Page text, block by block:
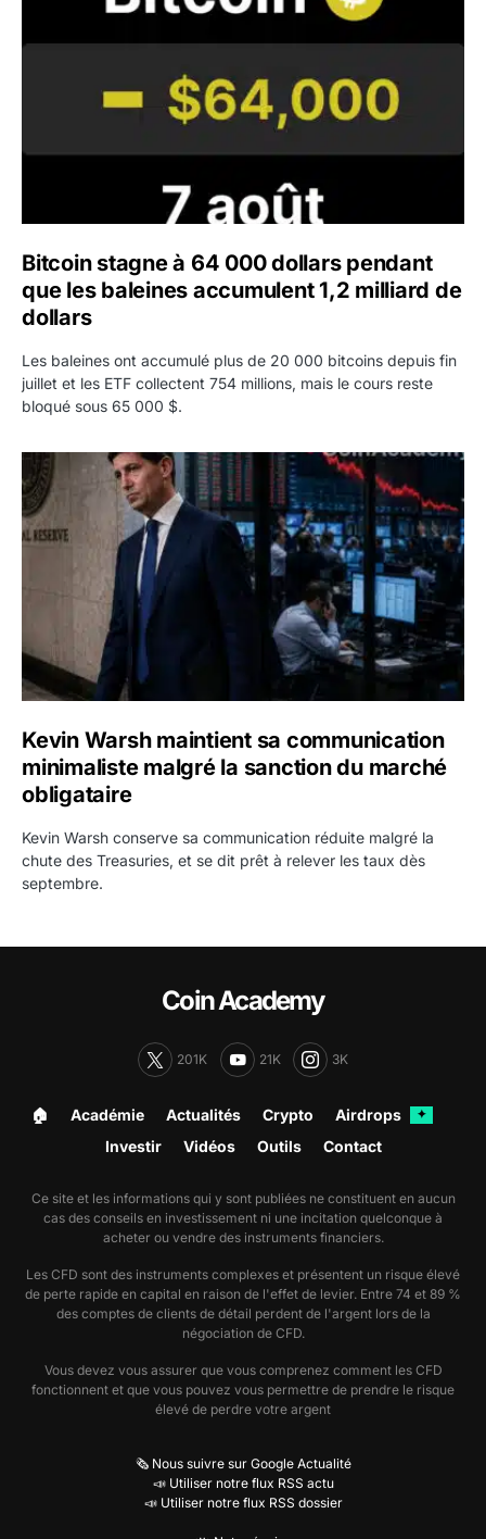
Bitcoin stagne à 64 000 dollars pendant
que les baleines accumulent 1,2 milliard de
dollars
Les baleines ont accumulé plus de 20 000 bitcoins depuis fin
juillet et les ETF collectent 754 millions, mais le cours reste
bloqué sous 65 000 $.
Kevin Warsh maintient sa communication minimaliste
Kevin Warsh maintient sa communication
minimaliste malgré la sanction du marché
obligataire
Kevin Warsh conserve sa communication réduite malgré la
chute des Treasuries, et se dit prêt à relever les taux dès
septembre.
Coin Academy
201K 21K 3K
🏠︎ Académie Actualités Crypto Airdrops ✦
Investir Vidéos Outils Contact
Ce site et les informations qui y sont publiées ne constituent en aucun
cas des conseils en investissement ni une incitation quelconque à
acheter ou vendre des instruments financiers.
Les CFD sont des instruments complexes et présentent un risque élevé
de perte rapide en capital en raison de l'effet de levier. Entre 74 et 89 %
des comptes de clients de détail perdent de l'argent lors de la
négociation de CFD.
Vous devez vous assurer que vous comprenez comment les CFD
fonctionnent et que vous pouvez vous permettre de prendre le risque
élevé de perdre votre argent
🗞️ Nous suivre sur Google Actualité
📣 Utiliser notre flux RSS actu
📣 Utiliser notre flux RSS dossier